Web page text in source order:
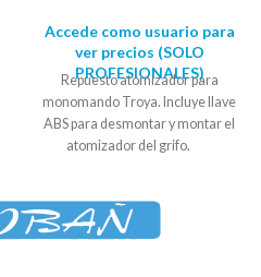
Accede como usuario para
ver precios (SOLO
PROFESIONALES)
Repuesto atomizador para
monomando Troya. Incluye llave
ABS para desmontar y montar el
atomizador del grifo.